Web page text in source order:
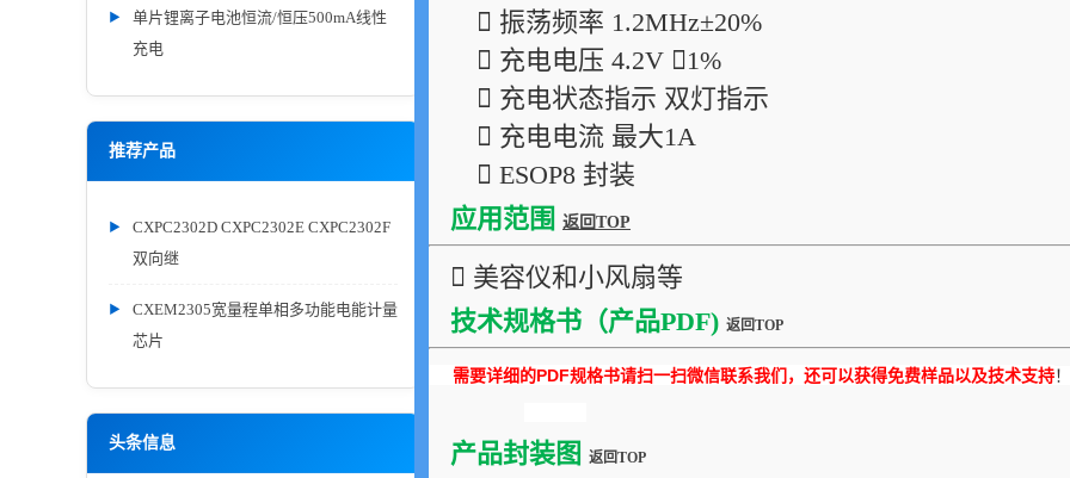
单片锂离子电池恒流/恒压500mA线性
充电
推荐产品
CXPC2302D CXPC2302E CXPC2302F
双向继
CXEM2305宽量程单相多功能电能计量
芯片
头条信息
 振荡频率 1.2MHz±20%
 充电电压 4.2V 1%
 充电状态指示 双灯指示
 充电电流 最大1A
 ESOP8 封装
应用范围 返回TOP
 美容仪和小风扇等
技术规格书（产品PDF) 返回TOP
需要详细的PDF规格书请扫一扫微信联系我们，还可以获得免费样品以及技术支持！
产品封装图 返回TOP